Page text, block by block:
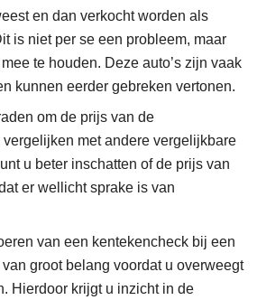
en dan verkocht worden als
is niet per se een probleem, maar
te houden. Deze auto’s zijn vaak
kunnen eerder gebreken vertonen.
om de prijs van de
met andere vergelijkbare
u beter inschatten of de prijs van
er wellicht sprake is van
van een kentekencheck bij een
groot belang voordat u overweegt
Hierdoor krijgt u inzicht in de